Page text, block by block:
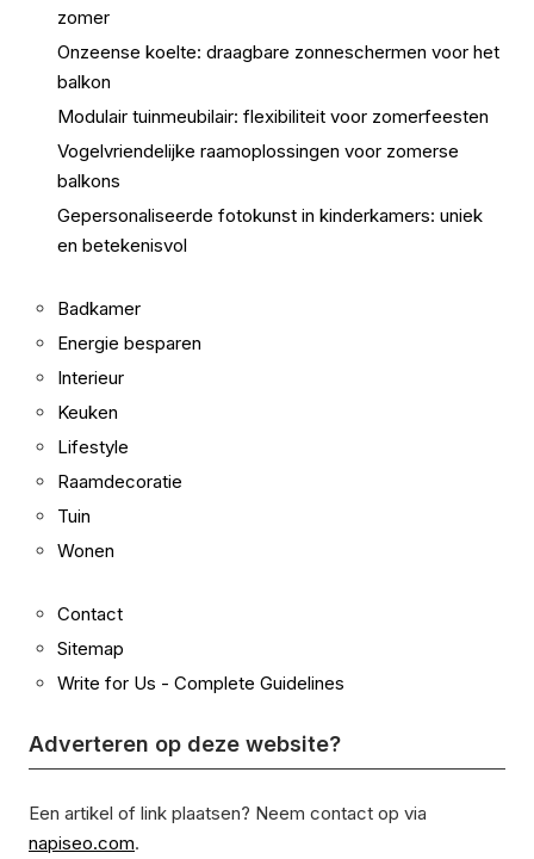
zomer
Onzeense koelte: draagbare zonneschermen voor het
balkon
Modulair tuinmeubilair: flexibiliteit voor zomerfeesten
Vogelvriendelijke raamoplossingen voor zomerse
balkons
Gepersonaliseerde fotokunst in kinderkamers: uniek
en betekenisvol
Badkamer
Energie besparen
Interieur
Keuken
Lifestyle
Raamdecoratie
Tuin
Wonen
Contact
Sitemap
Write for Us - Complete Guidelines
Adverteren op deze website?
Een artikel of link plaatsen? Neem contact op via
napiseo.com.